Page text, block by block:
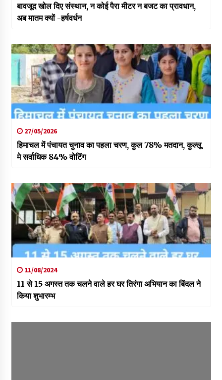
बावजूद खोल दिए संस्थान, न कोई पैरा मीटर न बजट का प्रावधान,
अब मातम क्यों -हर्षवर्धन
27/05/2026
हिमाचल में पंचायत चुनाव का पहला चरण, कुल 78% मतदान, कुल्लू
मे सर्वाधिक 84% वोटिंग
11/08/2024
11 से 15 अगस्त तक चलने वाले हर घर तिरंगा अभियान का बिंदल ने
किया शुभारम्भ